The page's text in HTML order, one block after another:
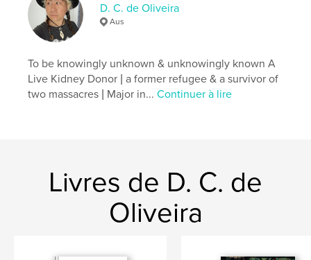
Date de publication:nov 17, 2024
Langue English
film art photography poetry
poem
D. C. de Oliveira
Aus
To be knowingly unknown & unknowingly known A
Live Kidney Donor | a former refugee & a survivor of
two massacres | Major in...Continuer à lire
Livres de D. C. de
Oliveira